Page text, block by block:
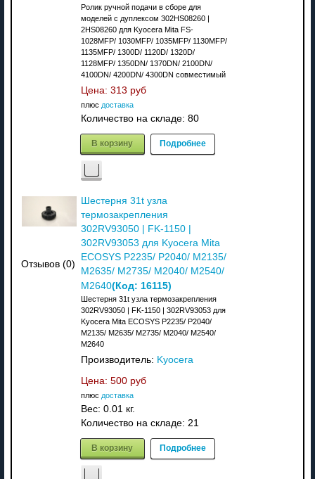
Ролик ручной подачи в сборе для
моделей с дуплексом 302HS08260 |
2HS08260 для Kyocera Mita FS-
1028MFP/ 1030MFP/ 1035MFP/ 1130MFP/
1135MFP/ 1300D/ 1120D/ 1320D/
1128MFP/ 1350DN/ 1370DN/ 2100DN/
4100DN/ 4200DN/ 4300DN совместимый
Цена: 313 руб
плюс доставка
Количество на складе: 80
В корзину Подробнее
Отзывов (0)
Шестерня 31t узла
термозакрепления
302RV93050 | FK-1150 |
302RV93053 для Kyocera Mita
ECOSYS P2235/ P2040/ M2135/
M2635/ M2735/ M2040/ M2540/
M2640(Код: 16115)
Шестерня 31t узла термозакрепления
302RV93050 | FK-1150 | 302RV93053 для
Kyocera Mita ECOSYS P2235/ P2040/
M2135/ M2635/ M2735/ M2040/ M2540/
M2640
Производитель: Kyocera
Цена: 500 руб
плюс доставка
Вес: 0.01 кг.
Количество на складе: 21
В корзину Подробнее